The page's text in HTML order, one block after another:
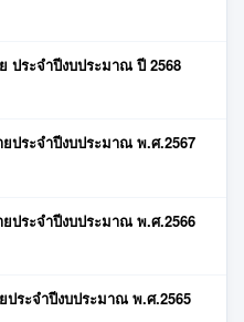
ประจำปีงบประมาณ ปี 2568
ประจำปีงบประมาณ พ.ศ.2567
ประจำปีงบประมาณ พ.ศ.2566
ระจำปีงบประมาณ พ.ศ.2565